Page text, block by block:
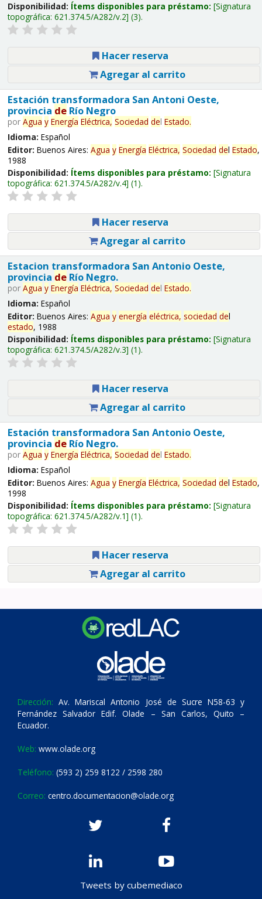
Disponibilidad: Ítems disponibles para préstamo: Signatura
topográfica: 621.374.5/A282/v.2 (3).
Hacer reserva
Agregar al carrito
Estación transformadora San Antoni Oeste,
provincia deRío Negro
por Agua y Energía Eléctrica, Sociedad del Estado.
Idioma: Español
Editor: Buenos Aires: Agua y Energía Eléctrica, Sociedad del Estado,
1988
Disponibilidad: Ítems disponibles para préstamo: Signatura
topográfica: 621.374.5/A282/v.4 (1).
Hacer reserva
Agregar al carrito
Estacion transformadora San Antonio Oeste,
provincia deRío Negro.
por Agua y Energía Eléctrica, Sociedad del Estado.
Idioma: Español
Editor: Buenos Aires: Agua y energía eléctrica, sociedad del
estado, 1988
Disponibilidad: Ítems disponibles para préstamo: Signatura
topográfica: 621.374.5/A282/v.3 (1).
Hacer reserva
Agregar al carrito
Estación transformadora San Antonio Oeste,
provincia deRío Negro.
por Agua y Energía Eléctrica, Sociedad del Estado.
Idioma: Español
Editor: Buenos Aires: Agua y Energía Eléctrica, Sociedad del Estado,
1998
Disponibilidad: Ítems disponibles para préstamo: Signatura
topográfica: 621.374.5/A282/v.1 (1).
Hacer reserva
Agregar al carrito
Dirección: Av. Mariscal Antonio José de Sucre N58-63 y
Fernández Salvador Edif. Olade – San Carlos, Quito –
Ecuador.
Web: www.olade.org
Teléfono: (593 2) 259 8122 / 2598 280
Correo: centro.documentacion@olade.org
Tweets by cubemediaco